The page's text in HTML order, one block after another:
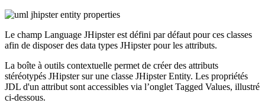
Le champ Language JHipster est défini par défaut pour ces classes
afin de disposer des data types JHipster pour les attributs.
La boîte à outils contextuelle permet de créer des attributs
stéréotypés JHipster sur une classe JHipster Entity. Les propriétés
JDL d'un attribut sont accessibles via l’onglet Tagged Values, illustré
ci-dessous.